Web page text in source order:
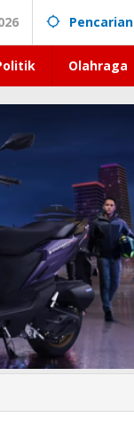
Pencarian
Olahraga